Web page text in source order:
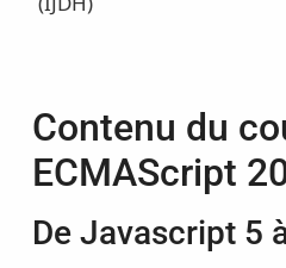
Contenu du
ECMAScript
De Javascript 5